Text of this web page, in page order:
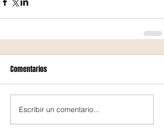
Comentarios
Escribir un comentario...